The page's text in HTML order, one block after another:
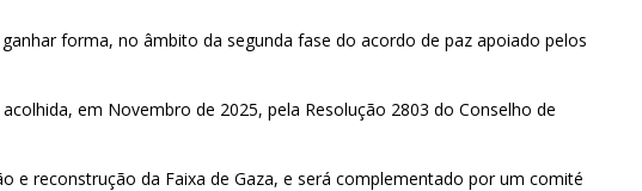
forma, no âmbito da segunda fase do acordo de paz apoiado pelos
em Novembro de 2025, pela Resolução 2803 do Conselho de
reconstrução da Faixa de Gaza, e será complementado por um comité